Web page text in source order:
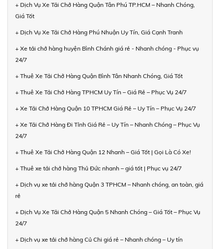
+ Dịch Vụ Xe Tải Chở Hàng Quận Tân Phú TP.HCM – Nhanh Chóng,
Giá Tốt
+ Dịch Vụ Xe Tải Chở Hàng Phú Nhuận Uy Tín, Giá Cạnh Tranh
+ Xe tải chở hàng huyện Bình Chánh giá rẻ - Nhanh chóng - Phục vụ
24/7
+ Thuê Xe Tải Chở Hàng Quận Bình Tân Nhanh Chóng, Giá Tốt
+ Thuê Xe Tải Chở Hàng TPHCM Uy Tín – Giá Rẻ – Phục Vụ 24/7
+ Xe Tải Chở Hàng Quận 10 TPHCM Giá Rẻ – Uy Tín – Phục Vụ 24/7
+ Xe Tải Chở Hàng Đi Tỉnh Giá Rẻ – Uy Tín – Nhanh Chóng – Phục Vụ
24/7
+ Thuê Xe Tải Chở Hàng Quận 12 Nhanh – Giá Tốt | Gọi Là Có Xe!
+ Thuê xe tải chở hàng Thủ Đức nhanh – giá tốt | Phục vụ 24/7
+ Dịch vụ xe tải chở hàng Quận 3 TPHCM – Nhanh chóng, an toàn, giá
rẻ
+ Dịch Vụ Xe Tải Chở Hàng Quận 5 Nhanh Chóng – Giá Tốt – Phục Vụ
24/7
+ Dịch vụ xe tải chở hàng Củ Chi giá rẻ – Nhanh chóng – Uy tín